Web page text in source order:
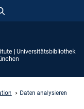
| Universitätsbibliothek
Daten analysieren